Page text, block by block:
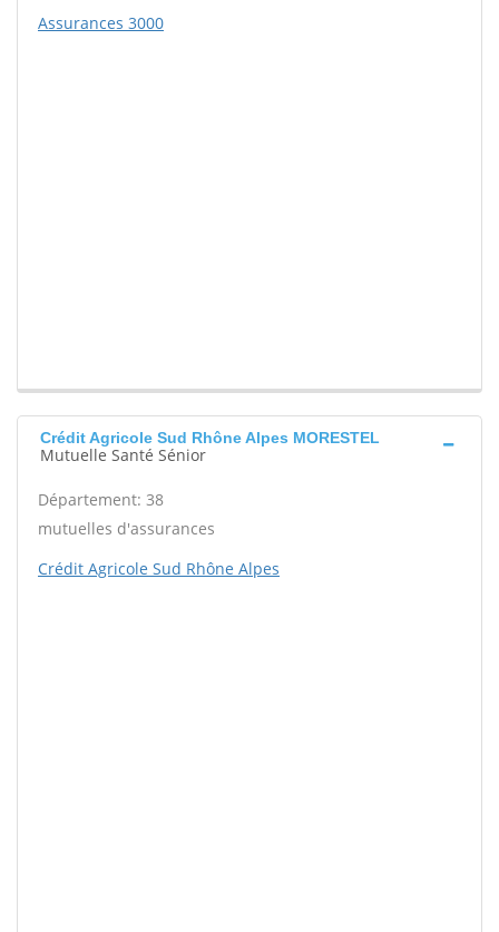
Assurances 3000
Crédit Agricole Sud Rhône Alpes MORESTEL
Mutuelle Santé Sénior
Département: 38
mutuelles d'assurances
Crédit Agricole Sud Rhône Alpes